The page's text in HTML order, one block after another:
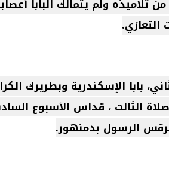
تلاميذه ولم يتمالك البابا
التعازي.
، بابا الإسكندرية وبطريرك
الثالت ، قداس الأسبوع
الرسول بدمنهور.